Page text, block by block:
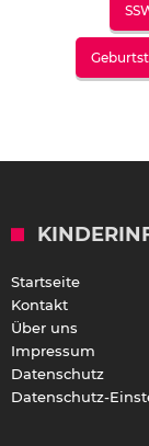
Startseite
Kontakt
Über uns
Impressum
Datenschutz
Datenschutz-